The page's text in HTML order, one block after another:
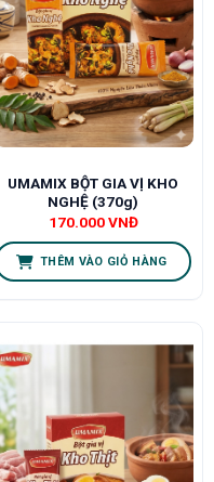
UMAMIX BỘT GIA VỊ KHO
NGHỆ (370g)
170.000VNĐ
THÊM VÀO GIỎ HÀNG